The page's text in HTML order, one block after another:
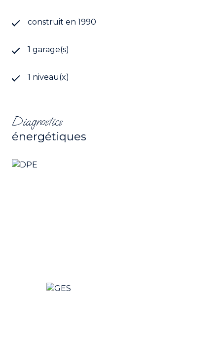
construit en 1990
1 garage(s)
1 niveau(x)
Diagnostics
énergétiques